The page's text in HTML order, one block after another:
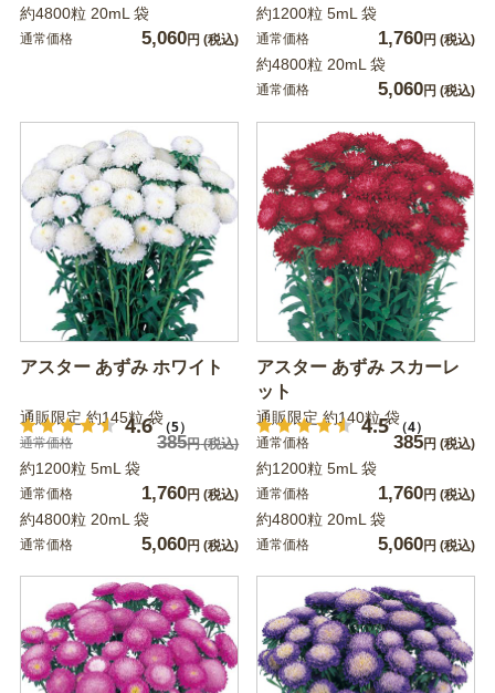
約4800粒 20mL 袋
通常価格 5,060円 (税込)
約1200粒 5mL 袋
通常価格 1,760円 (税込)
約4800粒 20mL 袋
通常価格 5,060円 (税込)
アスター あずみ ホワイト
4.6 （5）
通販限定 約145粒 袋
通常価格 385円(税込)
約1200粒 5mL 袋
通常価格 1,760円 (税込)
約4800粒 20mL 袋
通常価格 5,060円 (税込)
アスター あずみ スカーレ
ット
4.5 （4）
通販限定 約140粒 袋
通常価格 385円 (税込)
約1200粒 5mL 袋
通常価格 1,760円 (税込)
約4800粒 20mL 袋
通常価格 5,060円 (税込)